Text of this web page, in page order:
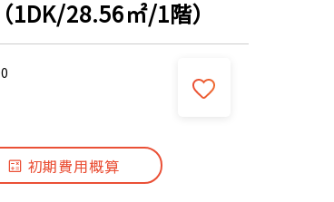
28.56㎡/1階）
初期費用概算